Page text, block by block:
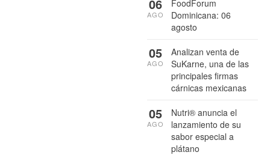
FoodForum
Dominicana: 06
agosto
06
AGO
Analizan venta de
SuKarne, una de las
principales firmas
cárnicas mexicanas
05
AGO
Nutri® anuncia el
lanzamiento de su
sabor especial a
plátano
05
AGO